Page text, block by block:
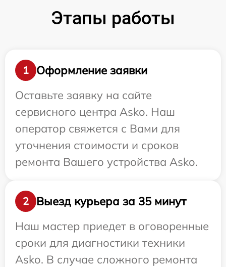
Этапы работы
1
Оформление заявки
Оставьте заявку на сайте
сервисного центра Asko. Наш
оператор свяжется с Вами для
уточнения стоимости и сроков
ремонта Вашего устройства Asko.
2
Выезд курьера за 35 минут
Наш мастер приедет в оговоренные
сроки для диагностики техники
Asko. В случае сложного ремонта